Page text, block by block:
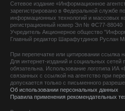
Сетевое издание «Информационное
зарегистрировано в Федеральной службе
информационных технологий и массовых
регистрационный номер Эл № ФС77-88040
Учредитель Акционерное общество
Главный редактор Шарафутдинов Руслан
При перепечатке или цитировании ссылка
Для интернет-изданий и социальных сетей
обязательна. Использование логотипа ИА
связанных с ссылкой на агентство при
допускается только с письменного
Об использовании персональных данных
Правила применения рекомендательных